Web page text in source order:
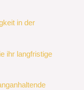
in der
ihr langfristige